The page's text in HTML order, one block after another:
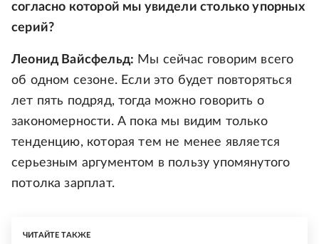
согласно которой мы увидели столько упорных
серий?
Леонид Вайсфельд: Мы сейчас говорим всего
об одном сезоне. Если это будет повторяться
лет пять подряд, тогда можно говорить о
закономерности. А пока мы видим только
тенденцию, которая тем не менее является
серьезным аргументом в пользу упомянутого
потолка зарплат.
ЧИТАЙТЕ ТАКЖЕ